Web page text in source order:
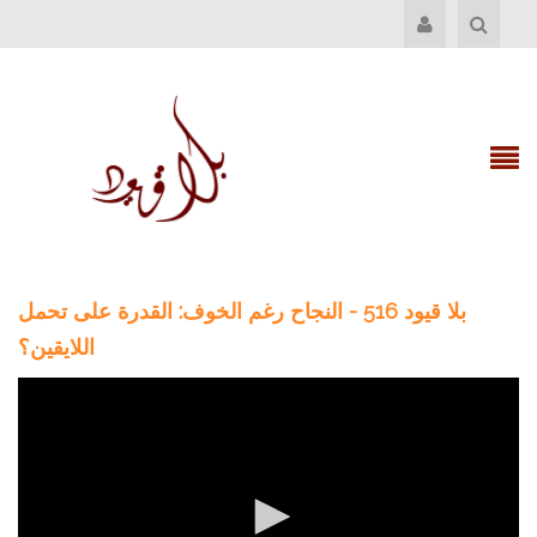
بلا قيود 516 - النجاح رغم الخوف: القدرة على تحمل
اللايقين؟